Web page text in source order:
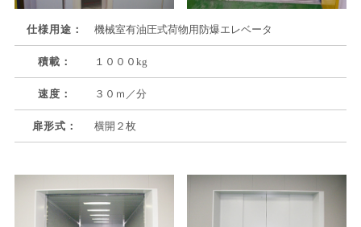
仕様用途： 機械室有油圧式荷物用防爆エレベータ
積載： １０００kg
速度： ３０ｍ／分
扉形式： 横開２枚